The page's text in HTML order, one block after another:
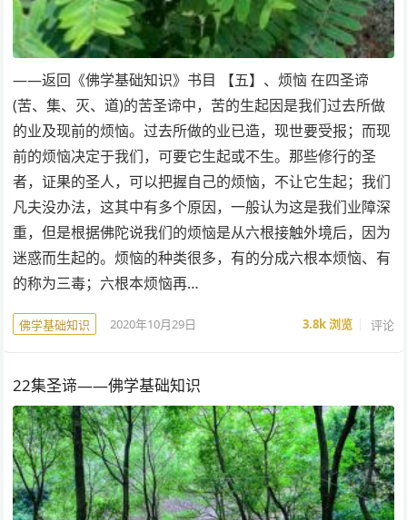
——返回《佛学基础知识》书目 【五】、烦恼 在四圣谛
(苦、集、灭、道)的苦圣谛中，苦的生起因是我们过去所做
的业及现前的烦恼。过去所做的业已造，现世要受报；而现
前的烦恼决定于我们，可要它生起或不生。那些修行的圣
者，证果的圣人，可以把握自己的烦恼，不让它生起；我们
凡夫没办法，这其中有多个原因，一般认为这是我们业障深
重，但是根据佛陀说我们的烦恼是从六根接触外境后，因为
迷惑而生起的。烦恼的种类很多，有的分成六根本烦恼、有
的称为三毒；六根本烦恼再…
佛学基础知识 2020年10月29日 3.8k浏览 评论
22集圣谛——佛学基础知识